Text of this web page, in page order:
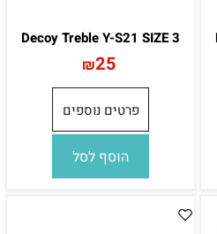
Decoy Treble Y-S21 SIZE 3
₪25
פרטים נוספים
הוסף לסל